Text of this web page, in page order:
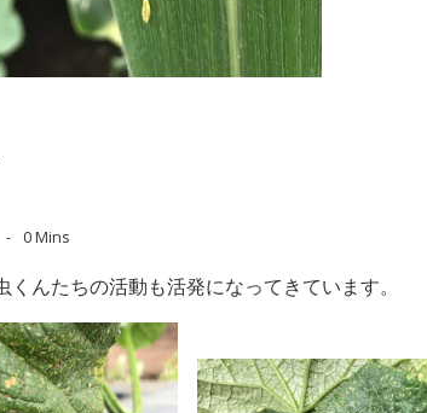
0 Mins
んたちの活動も活発になってきています。